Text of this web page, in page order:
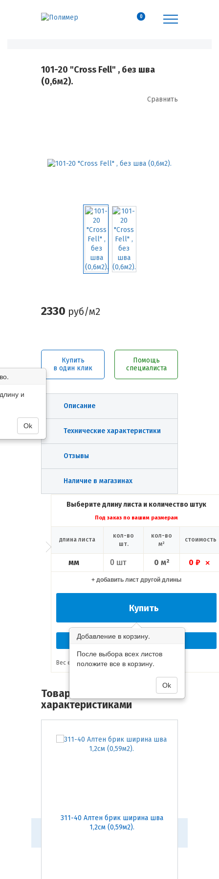
0
101-20 "Cross Fell" , без шва
(0,6м2).
Сравнить
2330 руб/м2
Купить
в один клик
Помощь
специалиста
Описание
Технические характеристики
Отзывы
Наличие в магазинах
Выберите длину листа и количество штук
Под заказ по вашим размерам
длина листа
кол-во
шт.
кол-во
м²
стоимость
мм 0 м² 0 ₽ ×
и
Ok
+ добавить лист другой длины
Купить
Добавление в корзину.
После выбора всех листов
положите все в корзину.
Ok
Перезвоните мне сейчас!
Вес единицы товара:49.3 кг
Товары со схожими
характеристиками
311-40 Алтен брик ширина шва
1,2см (0,59м2).